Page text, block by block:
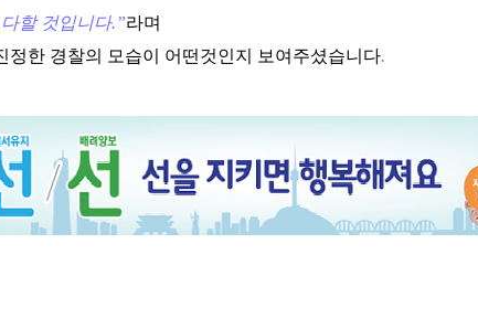
할 것입니다.”라며
정한 경찰의 모습이 어떤것인지 보여주셨습니다.